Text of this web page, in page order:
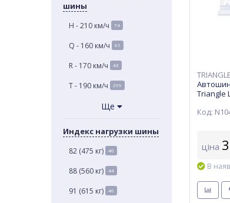
шины
H - 210 км/ч 74
Q - 160 км/ч 61
R - 170 км/ч 43
T - 190 км/ч 299
Ще
Индекс нагрузки шины
82 (475 кг) 40
88 (560 кг) 44
91 (615 кг) 46
TRIANGLE
Triangle
Код:
ціна
В